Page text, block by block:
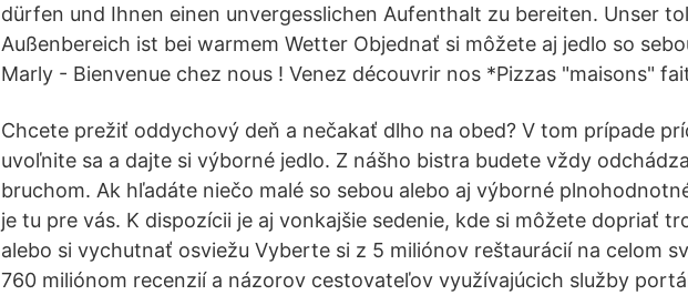
dürfen und Ihnen einen unvergesslichen Aufenthalt zu bereiten. Unser
Außenbereich ist bei warmem Wetter Objednať si môžete aj jedlo so
Marly - Bienvenue chez nous ! Venez découvrir nos *Pizzas "maisons"
Chcete prežiť oddychový deň a nečakať dlho na obed? V tom prípade
uvoľnite sa a dajte si výborné jedlo. Z nášho bistra budete vždy
bruchom. Ak hľadáte niečo malé so sebou alebo aj výborné
je tu pre vás. K dispozícii je aj vonkajšie sedenie, kde si môžete dopriať
alebo si vychutnať osviežu Vyberte si z 5 miliónov reštaurácií na celom
760 miliónom recenzií a názorov cestovateľov využívajúcich služby